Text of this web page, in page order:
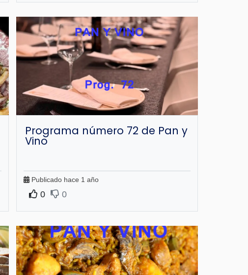
Programa número 72 de Pan y
Vino
Publicado hace 1 año
0 0